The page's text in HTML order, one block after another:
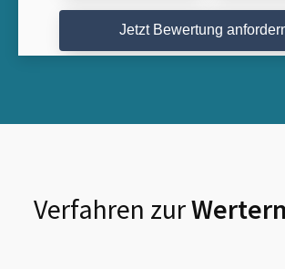
Jetzt Bewertung
Verfahren zur